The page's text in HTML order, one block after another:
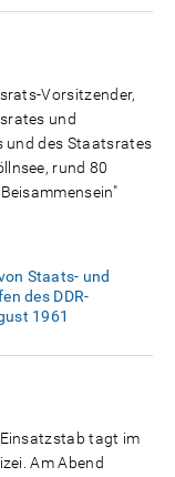
Vorsitzender,
und
und des Staatsrates
rund 80
Staats- und
des DDR-
1961
tagt im
Am Abend